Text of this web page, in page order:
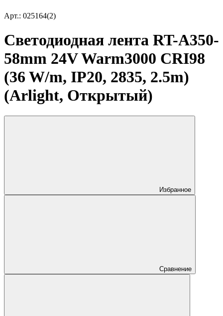
Арт.: 025164(2)
Светодиодная лента RT-A350-
58mm 24V Warm3000 CRI98
(36 W/m, IP20, 2835, 2.5m)
(Arlight, Открытый)
Избранное
Сравнение